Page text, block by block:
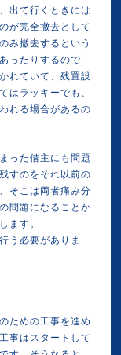
出て行くときには
が完全撤去として
み撤去するという
ったりするので
れていて、残置設
はラッキーでも、
れる場合があるの
った借主にも問題
すのをそれ以前の
そこは両者痛み分
問題になることか
ます。
う必要がありま
ための工事を進め
事はスタートして